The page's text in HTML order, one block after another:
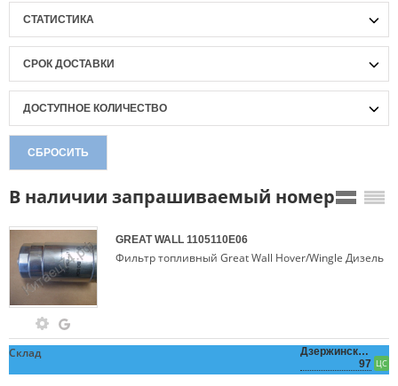
СТАТИСТИКА
СРОК ДОСТАВКИ
ДОСТУПНОЕ КОЛИЧЕСТВО
СБРОСИТЬ
В наличии запрашиваемый номер
GREAT WALL 1105110E06
Фильтр топливный Great Wall Hover/Wingle Дизель
Склад
Дзержинского,
97 ЦС